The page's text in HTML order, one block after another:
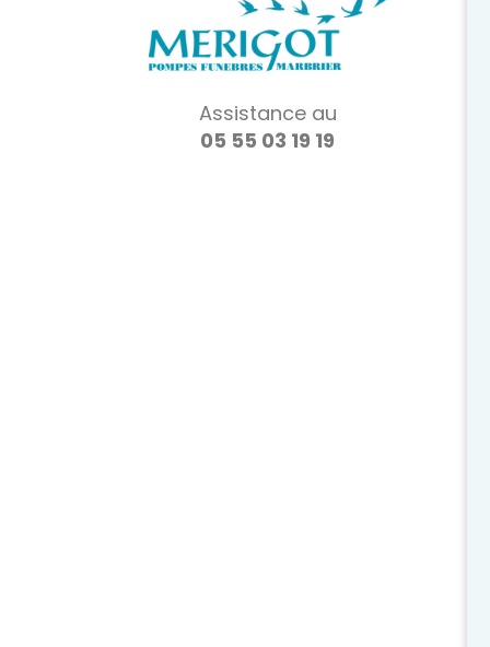
Assistance au
05 55 03 19 19